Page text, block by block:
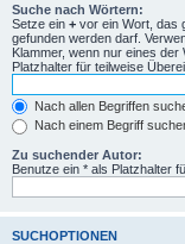
Suche nach Wörtern:
Setze ein + vor ein Wort, das
gefunden werden darf.
Klammer, wenn nur eines
Platzhalter für teilweise
Nach allen Begriffen
Nach einem Begriff
Zu suchender Autor:
Benutze ein * als Platzhalter
SUCHOPTIONEN